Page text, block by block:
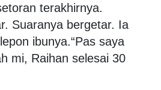
terakhirnya.
Suaranya bergetar. Ia
ibunya.“Pas saya
mi, Raihan selesai 30